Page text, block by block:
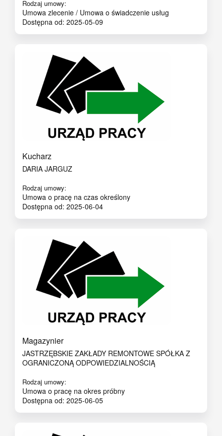
Rodzaj umowy:
Umowa zlecenie / Umowa o świadczenie usług
Dostępna od: 2025-05-09
Kucharz
DARIA JARGUZ
Rodzaj umowy:
Umowa o pracę na czas określony
Dostępna od: 2025-06-04
Magazynier
JASTRZĘBSKIE ZAKŁADY REMONTOWE SPÓŁKA Z
OGRANICZONĄ ODPOWIEDZIALNOŚCIĄ
Rodzaj umowy:
Umowa o pracę na okres próbny
Dostępna od: 2025-06-05